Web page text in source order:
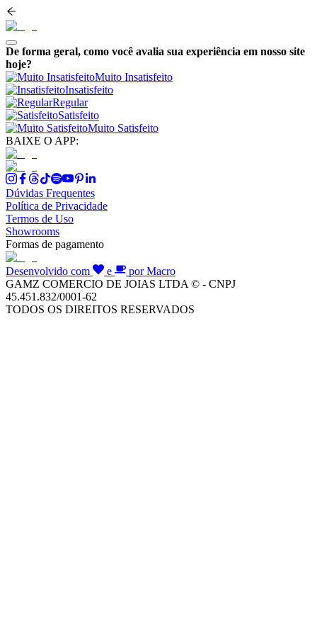
De forma geral, como você avalia sua experiência em nosso site
hoje?
Muito Insatisfeito
Insatisfeito
Regular
Satisfeito
Muito Satisfeito
BAIXE O APP:
Dúvidas Frequentes
Política de Privacidade
Termos de Uso
Showrooms
Formas de pagamento
Desenvolvido com e
por Macro
GAMZ COMERCIO DE JOIAS LTDA © - CNPJ
45.451.832/0001-62
TODOS OS DIREITOS RESERVADOS